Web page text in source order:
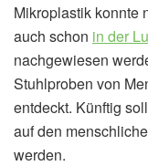
Mikroplastik konnte
auch schon in der
nachgewiesen
Stuhlproben von
entdeckt. Künftig
auf den
werden.